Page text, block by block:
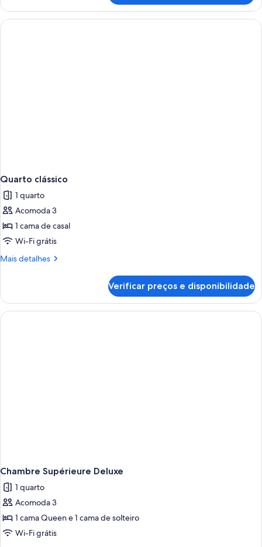
triplo
clássico
Quarto clássico
1 quarto
Acomoda 3
1 cama de casal
Wi-Fi grátis
Mais detalhes
Mais
clássico
Verificar preços e disponibilidade
Chambre Supérieure Deluxe
1 quarto
Acomoda 3
1 cama Queen e 1 cama de solteiro
Wi-Fi grátis